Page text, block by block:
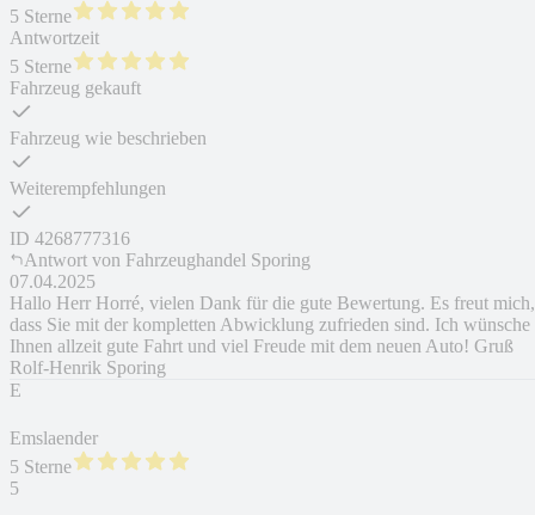
5 Sterne
Antwortzeit
5 Sterne
Fahrzeug gekauft
Fahrzeug wie beschrieben
Weiterempfehlungen
ID 4268777316
Antwort von Fahrzeughandel Sporing
07.04.2025
Hallo Herr Horré, vielen Dank für die gute Bewertung. Es freut mich,
dass Sie mit der kompletten Abwicklung zufrieden sind. Ich wünsche
Ihnen allzeit gute Fahrt und viel Freude mit dem neuen Auto! Gruß
Rolf-Henrik Sporing
E
Emslaender
5 Sterne
5